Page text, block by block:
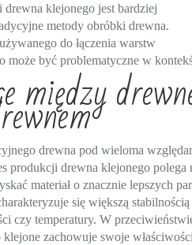
klejonego jest bardziej
metody obróbki drewna.
do łączenia warstw
może być problematyczne w
między
drewna pod wieloma
produkcji drewna klejonego polega
materiał o znacznie lepszych
się większą
czy temperatury. W
zachowuje swoje